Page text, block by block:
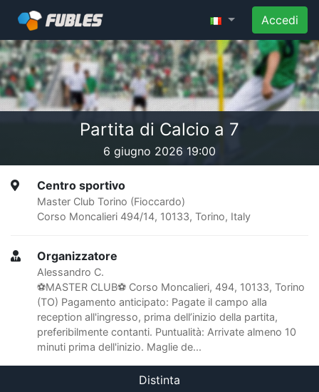
Accedi
Partita di Calcio a 7
6 giugno 2026 19:00
Centro sportivo
Master Club Torino (Fioccardo)
Corso Moncalieri 494/14, 10133, Torino, Italy
Organizzatore
Alessandro C.
⚽️MASTER CLUB⚽ Corso Moncalieri, 494, 10133, Torino
(TO) Pagamento anticipato: Pagate il campo alla
reception all'ingresso, prima dell’inizio della partita,
preferibilmente contanti. Puntualità: Arrivate almeno 10
minuti prima dell'inizio. Maglie de...
Distinta